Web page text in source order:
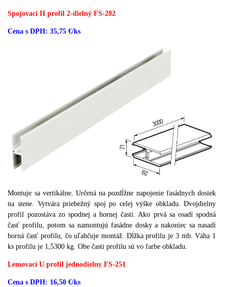
Spojovací H profil 2-dielný FS-282
Cena s DPH: 35,75 €/ks
Montuje sa vertikálne. Určená na pozdĺžne napojenie fasádnych dosiek
na stene. Vytvára priebežný spoj po celej výške obkladu. Dvojdielny
profil pozostáva zo spodnej a hornej časti. Ako prvá sa osadí spodná
časť profilu, potom sa namontujú fasádne dosky a nakoniec sa nasadí
horná časť profilu, čo uľahčuje montáž. Dĺžka profilu je 3 mb. Váha 1
ks profilu je 1,5300 kg. Obe časti profilu sú vo farbe obkladu.
Lemovací U profil jednodielny FS-251
Cena s DPH: 16,50 €/ks